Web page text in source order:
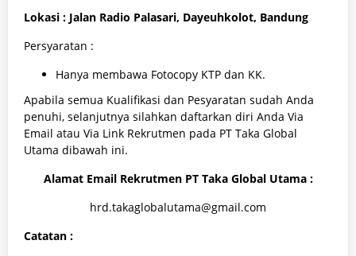
Lokasi : Jalan Radio Palasari, Dayeuhkolot, Bandung
Persyaratan :
Hanya membawa Fotocopy KTP dan KK.
Apabila semua Kualifikasi dan Pesyaratan sudah Anda
penuhi, selanjutnya silahkan daftarkan diri Anda Via
Email atau Via Link Rekrutmen pada PT Taka Global
Utama dibawah ini.
Alamat Email Rekrutmen PT Taka Global Utama :
hrd.takaglobalutama@gmail.com
Catatan :